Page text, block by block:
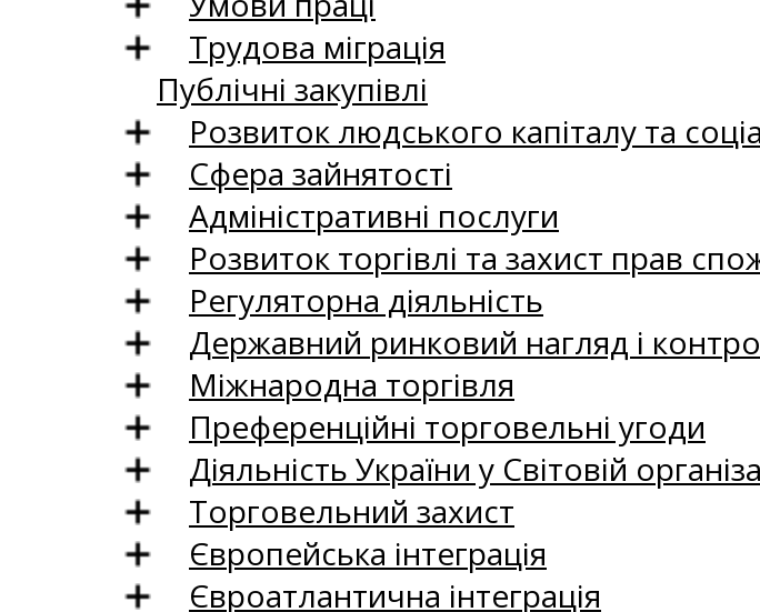
Трудова міграція
Публічні закупівлі
Розвиток людського капіталу та
Сфера зайнятості
Адміністративні послуги
Розвиток торгівлі та захист прав
Регуляторна діяльність
Державний ринковий нагляд і
Міжнародна торгівля
Преференційні торговельні угоди
Діяльність України у Світовій
Торговельний захист
Європейська інтеграція
Євроатлантична інтеграція